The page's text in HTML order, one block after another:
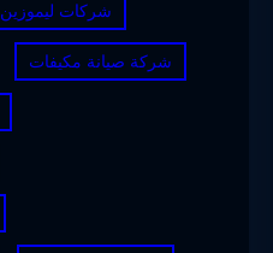
شركات ليموزين
شركة صيانة مكيفات